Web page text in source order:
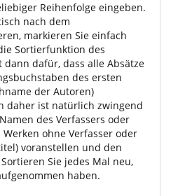
Reihenfolge eingeben.
nach dem
markieren Sie einfach
Sortierfunktion des
dann dafür, dass alle Absätze
des ersten
der Autoren)
daher ist natürlich zwingend
des Verfassers oder
ohne Verfasser oder
voranstellen und den
Sie jedes Mal neu,
haben.